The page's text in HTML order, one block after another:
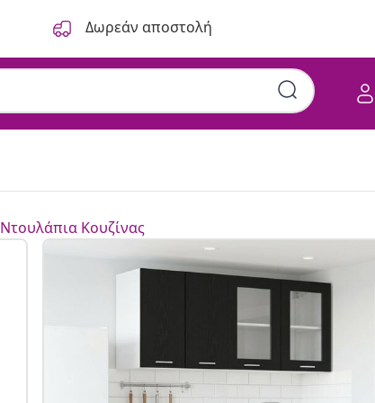
Δωρεάν αποστολή
Ντουλάπια Κουζίνας